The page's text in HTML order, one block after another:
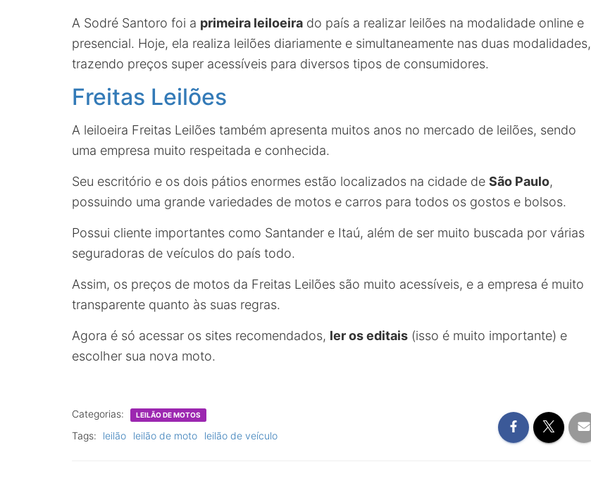
A Sodré Santoro foi a primeira leiloeira do país a realizar leilões na modalidade online e
presencial. Hoje, ela realiza leilões diariamente e simultaneamente nas duas modalidades,
trazendo preços super acessíveis para diversos tipos de consumidores.
Freitas Leilões
A leiloeira Freitas Leilões também apresenta muitos anos no mercado de leilões, sendo
uma empresa muito respeitada e conhecida.
Seu escritório e os dois pátios enormes estão localizados na cidade de São Paulo,
possuindo uma grande variedades de motos e carros para todos os gostos e bolsos.
Possui cliente importantes como Santander e Itaú, além de ser muito buscada por várias
seguradoras de veículos do país todo.
Assim, os preços de motos da Freitas Leilões são muito acessíveis, e a empresa é muito
transparente quanto às suas regras.
Agora é só acessar os sites recomendados, ler os editais (isso é muito importante) e
escolher sua nova moto.
Categorias: LEILÃO DE MOTOS
Tags: leilão leilão de moto leilão de veículo